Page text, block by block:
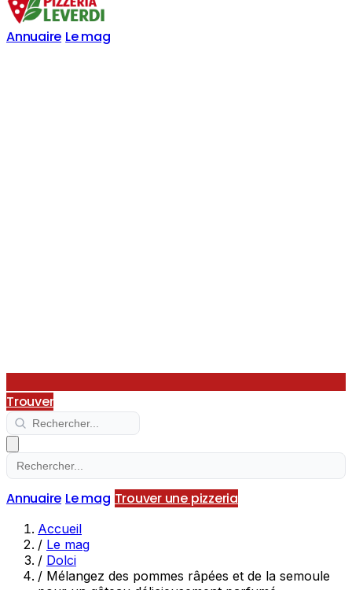
Annuaire Le mag
Trouver
Annuaire Le mag Trouver une pizzeria
Accueil
/ Le mag
/ Dolci
/ Mélangez des pommes râpées et de la semoule